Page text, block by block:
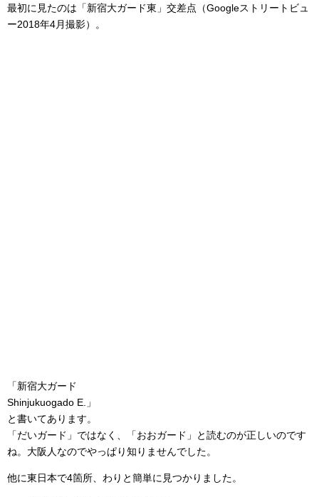
最初に見たのは「新宿大ガード東」交差点（Googleストリートビュ
ー2018年4月撮影）。
「新宿大ガード
Shinjukuogado E.」
と書いてあります。
「だいガード」ではなく、「おおガード」と読むのが正しいのです
ね。大阪人なのでやっぱり知りませんでした。
他に東日本で4箇所、わりと簡単に見つかりました。